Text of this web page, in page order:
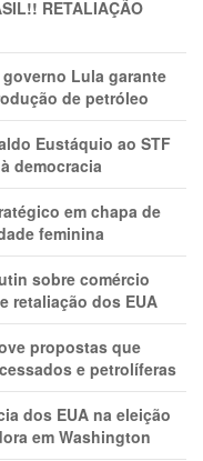
RETALIAÇÃO
Lula garante
de petróleo
Eustáquio ao STF
democracia
em chapa de
feminina
sobre comércio
retaliação dos EUA
propostas que
e petrolíferas
dos EUA na eleição
em Washington